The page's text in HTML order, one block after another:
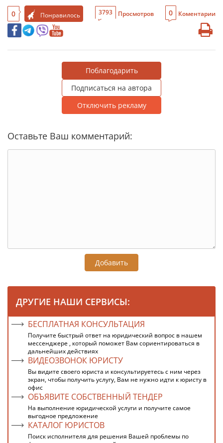
0 Понравилось 3793 Просмотров 0 Коментарии
Поблагодарить
Подписаться на автора
Отключить рекламу
Оставьте Ваш комментарий:
Добавить
ДРУГИЕ НАШИ СЕРВИСЫ:
БЕСПЛАТНАЯ КОНСУЛЬТАЦИЯ
Получите быстрый ответ на юридический вопрос в нашем
мессенджере , который поможет Вам сориентироваться в
дальнейших действиях
ВИДЕОЗВОНОК ЮРИСТУ
Вы видите своего юриста и консультируетесь с ним через
экран, чтобы получить услугу, Вам не нужно идти к юристу в
офис
ОБЪЯВИТЕ СОБСТВЕННЫЙ ТЕНДЕР
На выполнение юридической услуги и получите самое
выгодное предложение
КАТАЛОГ ЮРИСТОВ
Поиск исполнителя для решения Вашей проблемы по